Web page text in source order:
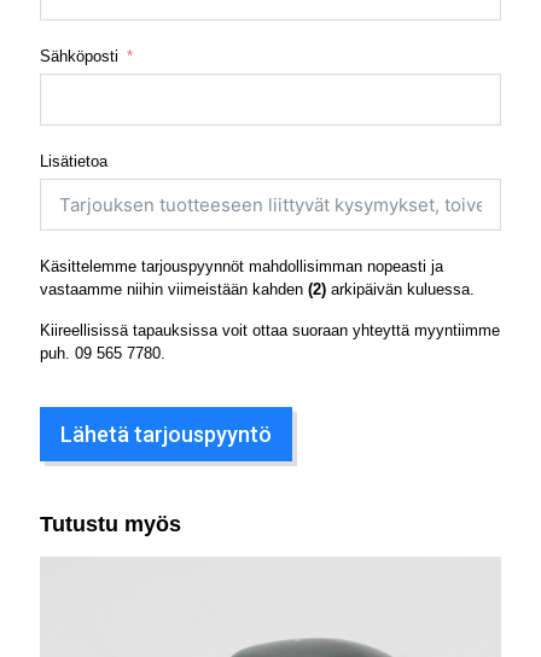
Sähköposti
Lisätietoa
Käsittelemme tarjouspyynnöt mahdollisimman nopeasti ja
vastaamme niihin viimeistään kahden (2) arkipäivän kuluessa.
Kiireellisissä tapauksissa voit ottaa suoraan yhteyttä myyntiimme
puh. 09 565 7780
Lähetä tarjouspyyntö
Tutustu myös